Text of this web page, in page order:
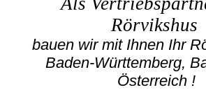
Rörvikshus
bauen wir mit Ihnen Ihr
Baden-Württemberg,
Österreich !